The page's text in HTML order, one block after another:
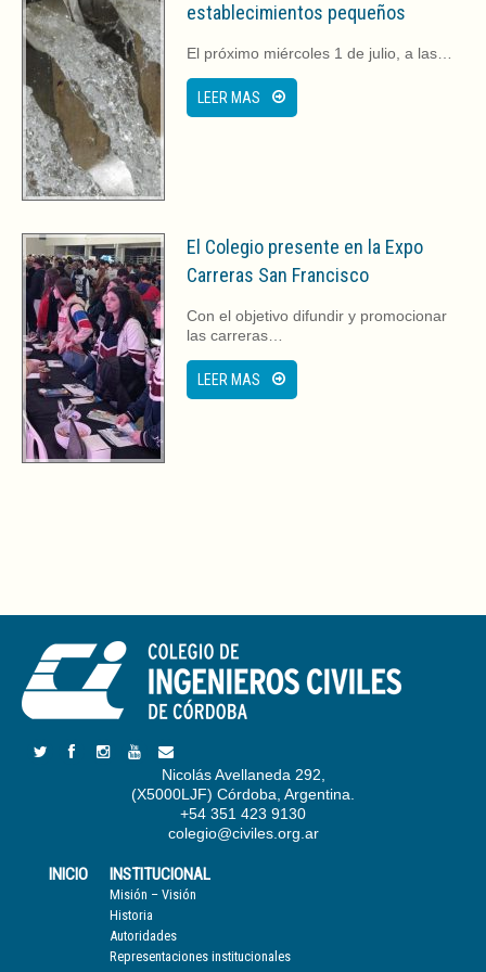
establecimientos pequeños
El próximo miércoles 1 de julio, a las…
LEER MAS
El Colegio presente en la Expo
Carreras San Francisco
Con el objetivo difundir y promocionar
las carreras…
LEER MAS
Nicolás Avellaneda 292,
(X5000LJF) Córdoba, Argentina.
+54 351 423 9130
colegio@civiles.org.ar
INICIO INSTITUCIONAL
Misión – Visión
Historia
Autoridades
Representaciones institucionales